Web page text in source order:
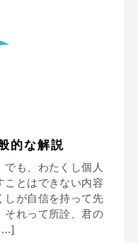
的な解説
でも、わたくし個人
ことはできない内容
しが自信を持って先
それって所詮、君の